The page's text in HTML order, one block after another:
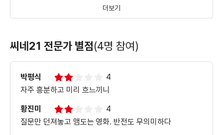
＜공범＞ 메인 예고편
더보기
씨네21 전문가 별점(4명 참여)
박평식
4
자주 흥분하고 미리 흐느끼니
황진미
4
질문만 던져놓고 맴도는 영화. 반전도 무의미하다